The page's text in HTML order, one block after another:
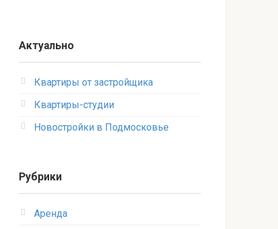
Актуально
Квартиры от застройщика
Квартиры-студии
Новостройки в Подмосковье
Рубрики
Аренда